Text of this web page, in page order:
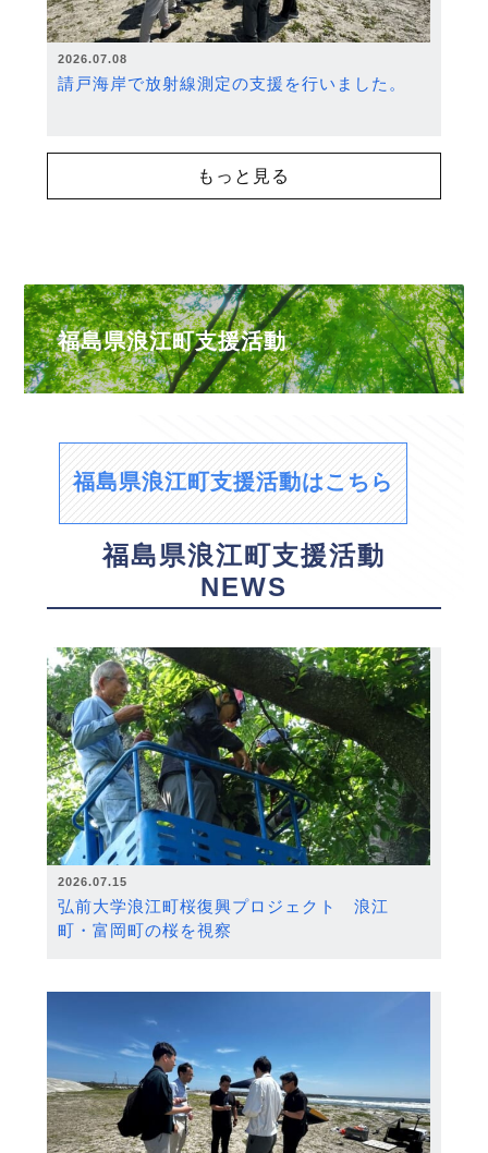
2026.07.08
請戸海岸で放射線測定の支援を行いました。
もっと見る
福島県浪江町支援活動
福島県浪江町支援活動はこちら
福島県浪江町支援活動
NEWS
2026.07.15
弘前大学浪江町桜復興プロジェクト 浪江
町・富岡町の桜を視察